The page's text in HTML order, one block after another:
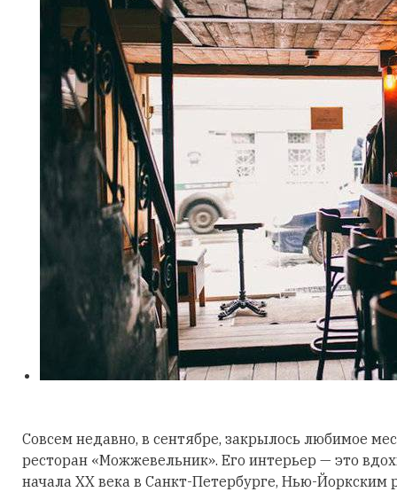
Совсем недавно, в сентябре, закрылось любимое
ресторан «Можжевельник». Его интерьер — это
начала XX века в Санкт-Петербурге, Нью-